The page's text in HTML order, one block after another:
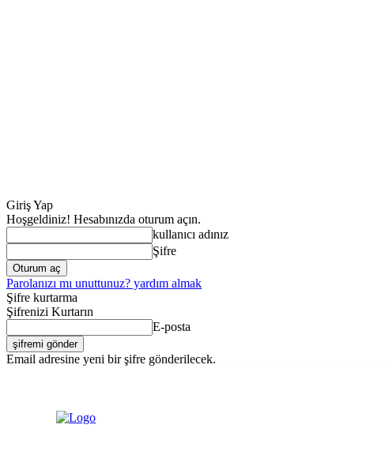
Giriş Yap
Hoşgeldiniz! Hesabınızda oturum açın.
kullanıcı adınız
Şifre
Parolanızı mı unuttunuz? yardım almak
Şifre kurtarma
Şifrenizi Kurtarın
E-posta
Email adresine yeni bir şifre gönderilecek.